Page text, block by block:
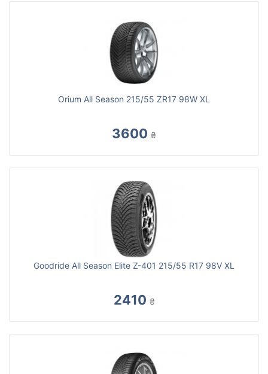
Orium All Season 215/55 ZR17 98W XL
3600 ₴
Goodride All Season Elite Z-401 215/55 R17 98V XL
2410 ₴